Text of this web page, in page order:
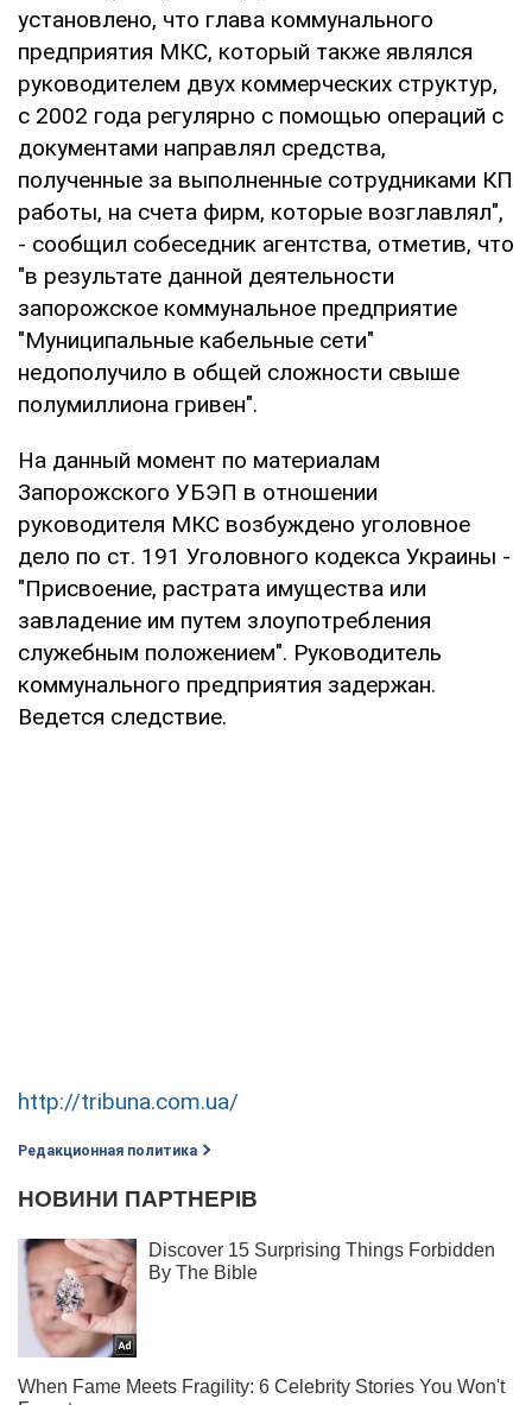
установлено, что глава коммунального
предприятия МКС, который также являлся
руководителем двух коммерческих структур,
с 2002 года регулярно с помощью операций с
документами направлял средства,
полученные за выполненные сотрудниками КП
работы, на счета фирм, которые возглавлял",
- сообщил собеседник агентства, отметив, что
"в результате данной деятельности
запорожское коммунальное предприятие
"Муниципальные кабельные сети"
недополучило в общей сложности свыше
полумиллиона гривен".
На данный момент по материалам
Запорожского УБЭП в отношении
руководителя МКС возбуждено уголовное
дело по ст. 191 Уголовного кодекса Украины -
"Присвоение, растрата имущества или
завладение им путем злоупотребления
служебным положением". Руководитель
коммунального предприятия задержан.
Ведется следствие.
http://tribuna.com.ua/
Редакционная политика